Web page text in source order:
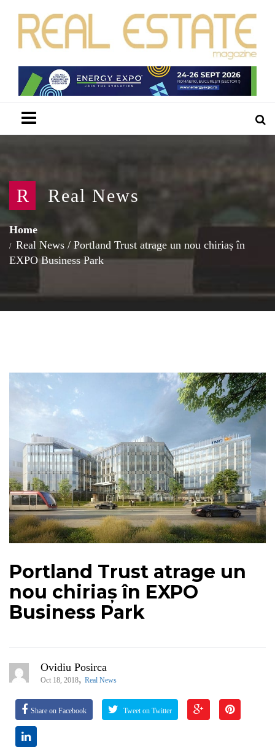
R Real News
Home
Real News / Portland Trust atrage un nou chiriaș în
EXPO Business Park
Portland Trust atrage un
nou chiriaș în EXPO
Business Park
Ovidiu Posirca
Oct 18, 2018, Real News
Share on Facebook Tweet on Twitter